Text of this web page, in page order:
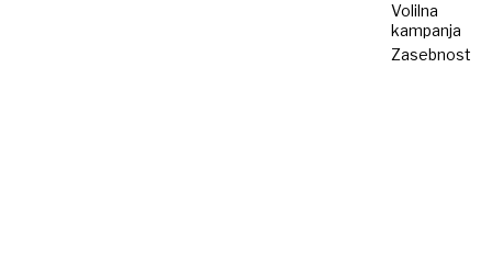
Volilna
kampanja
Zasebnost